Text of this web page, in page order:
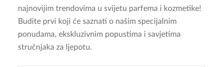
najnovijim trendovima u svijetu parfema i kozmetike!
Budite prvi koji će saznati o našim specijalnim
ponudama, ekskluzivnim popustima i savjetima
stručnjaka za ljepotu.